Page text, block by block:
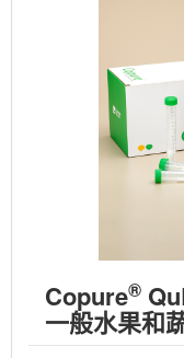
Copure®
一般水果和